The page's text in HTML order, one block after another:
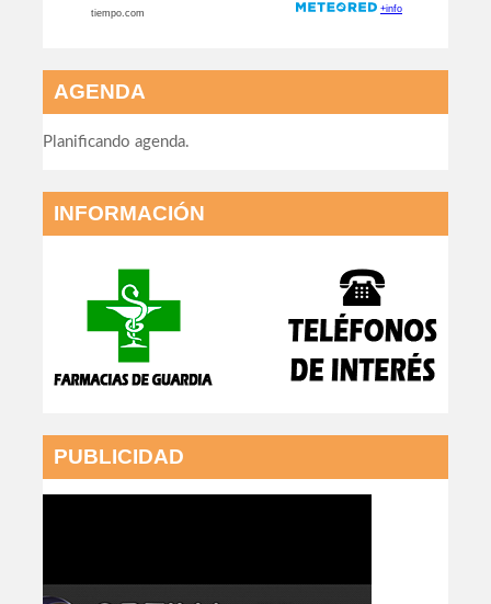
AGENDA
Planificando agenda.
INFORMACIÓN
PUBLICIDAD